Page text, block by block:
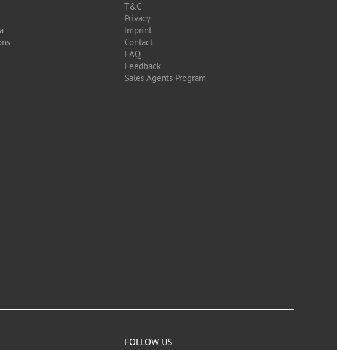
T&C
Privacy
Imprint
Contact
FAQ
Feedback
Sales Agents Program
FOLLOW US